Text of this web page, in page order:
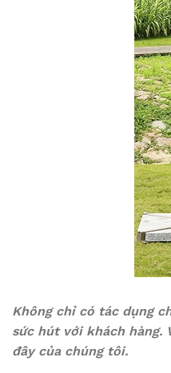
Không chỉ có tác dụng
sức hút với khách hàng.
đây của chúng tôi.